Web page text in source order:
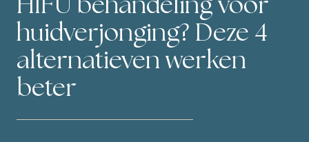
HIFU behandeling voor
huidverjonging? Deze 4
alternatieven werken
beter